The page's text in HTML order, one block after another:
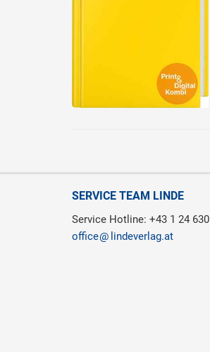
SERVICE TEAM LINDE
Service Hotline: +43 1 24 630
office
lindeverlag.at